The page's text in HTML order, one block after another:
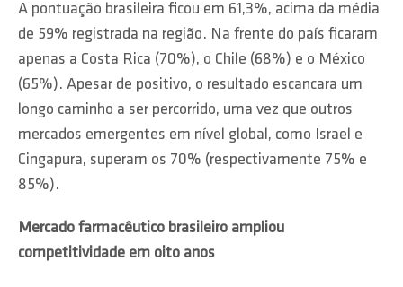
A pontuação brasileira ficou em 61,3%, acima da média
de 59% registrada na região. Na frente do país ficaram
apenas a Costa Rica (70%), o Chile (68%) e o México
(65%). Apesar de positivo, o resultado escancara um
longo caminho a ser percorrido, uma vez que outros
mercados emergentes em nível global, como Israel e
Cingapura, superam os 70% (respectivamente 75% e
85%).
Mercado farmacêutico brasileiro ampliou
competitividade em oito anos